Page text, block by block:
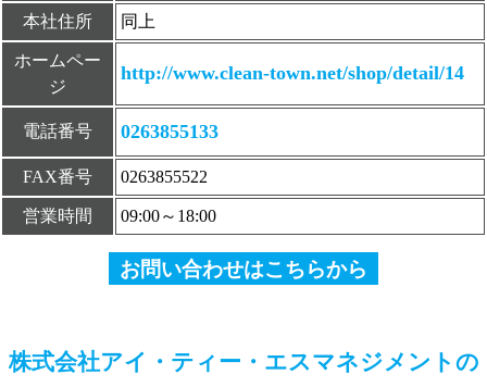
本社住所 同上
ホームペー
ジ
http://www.clean-town.net/shop/detail/14
電話番号 0263855133
FAX番号 0263855522
営業時間 09:00～18:00
お問い合わせはこちらから
株式会社アイ・ティー・エスマネジメントの